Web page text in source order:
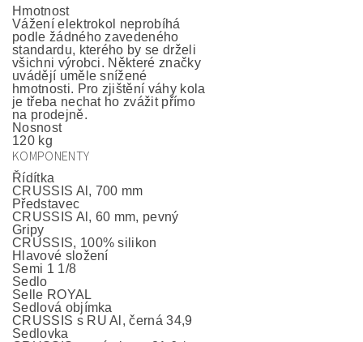
Hmotnost
Vážení elektrokol neprobíhá
podle žádného zavedeného
standardu, kterého by se drželi
všichni výrobci. Některé značky
uvádějí uměle snížené
hmotnosti. Pro zjištění váhy kola
je třeba nechat ho zvážit přímo
na prodejně.
Nosnost
120 kg
KOMPONENTY
Řídítka
CRUSSIS Al, 700 mm
Představec
CRUSSIS Al, 60 mm, pevný
Gripy
CRUSSIS, 100% silikon
Hlavové složení
Semi 1 1/8
Sedlo
Selle ROYAL
Sedlová objímka
CRUSSIS s RU Al, černá 34,9
Sedlovka